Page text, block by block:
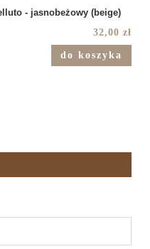
- jasnobeżowy (beige)
32,00 zł
do koszyka